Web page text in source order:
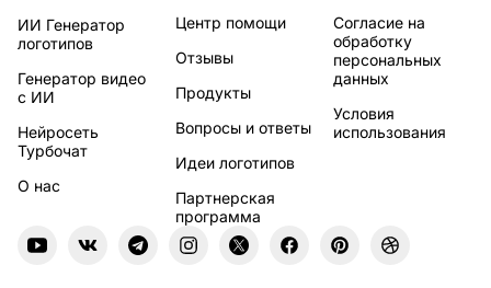
ИИ Генератор
логотипов
Генератор видео
с ИИ
Нейросеть
Турбочат
О нас
Центр помощи
Отзывы
Продукты
Вопросы и ответы
Идеи логотипов
Партнерская
программа
Согласие на
обработку
персональных
данных
Условия
использования